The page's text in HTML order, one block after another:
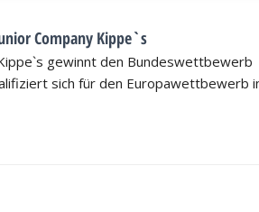
Company Kippe`s
gewinnt den Bundeswettbewerb
sich für den Europawettbewerb